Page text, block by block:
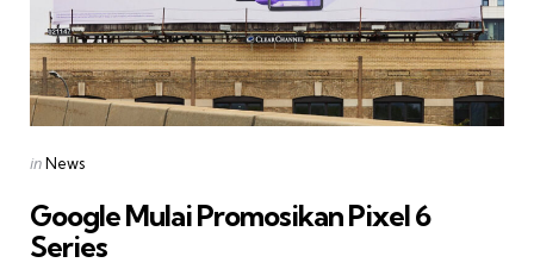
Posted
inNews
Google Mulai Promosikan Pixel 6
Series